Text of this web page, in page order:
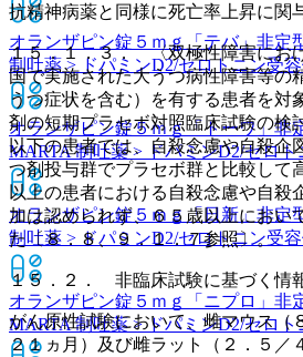
オランザピン錠５ｍｇ「テバ」非定
制吐薬 > ドパミンD2/セロトニン受
オランザピン錠５ｍｇ「トーワ」非
MARTA 制吐薬 > ドパミンD2/セロ
オランザピン錠５ｍｇ「日新」非定
制吐薬 > ドパミンD2/セロトニン受
オランザピン錠５ｍｇ「ニプロ」 非
MARTA 制吐薬 > ドパミンD2/セロ
抗精神病薬と同様に死亡率上昇に関
１５．１．３． 〈双極性障害にお
国で実施された大うつ病性障害等の
うつ症状を含む）を有する患者を対
剤の短期プラセボ対照臨床試験の検
以下の患者では、自殺念慮や自殺企
つ剤投与群でプラセボ群と比較して
以上の患者における自殺念慮や自殺
加は認められず、６５歳以上におい
た〔８．８、９．１．７参照〕。
１５．２． 非臨床試験に基づく情
がん原性試験において、雌マウス（
２１ヵ月）及び雌ラット（２．５／